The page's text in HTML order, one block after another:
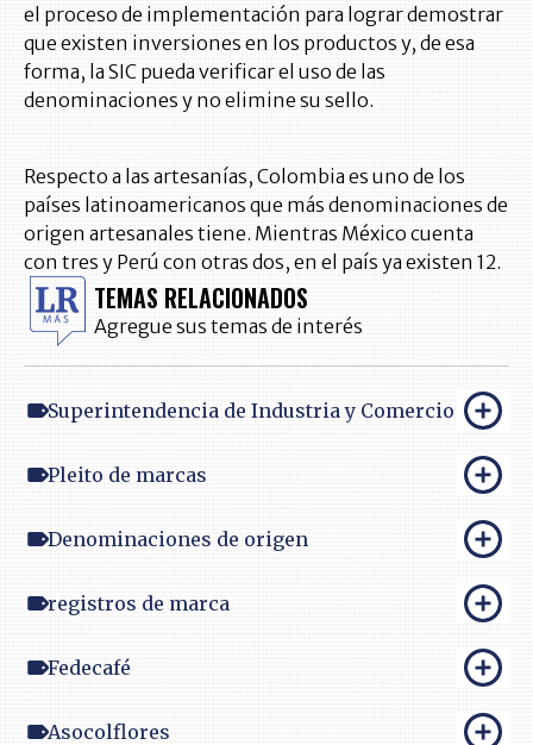
el proceso de implementación para lograr demostrar
que existen inversiones en los productos y, de esa
forma, la SIC pueda verificar el uso de las
denominaciones y no elimine su sello.
Respecto a las artesanías, Colombia es uno de los
países latinoamericanos que más denominaciones de
origen artesanales tiene. Mientras México cuenta
con tres y Perú con otras dos, en el país ya existen 12.
TEMAS RELACIONADOS
Agregue sus temas de interés
Superintendencia de Industria y Comercio
Pleito de marcas
Denominaciones de origen
registros de marca
Fedecafé
Asocolflores